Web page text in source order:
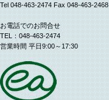
Tel 048-463-2474 Fax 048-463-2468
お電話でのお問合せ
TEL：048-463-2474
営業時間 平日9:00～17:30